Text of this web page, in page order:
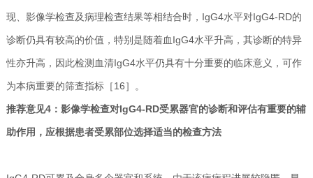
现、影像学检查及病理检查结果等相结合时，IgG4水平对IgG4-RD的
诊断仍具有较高的价值，特别是随着血IgG4水平升高，其诊断的特异
性亦升高，因此检测血清IgG4水平仍具有十分重要的临床意义，可作
为本病重要的筛查指标［16］。
推荐意见4：影像学检查对IgG4-RD受累器官的诊断和评估有重要的辅
助作用，应根据患者受累部位选择适当的检查方法